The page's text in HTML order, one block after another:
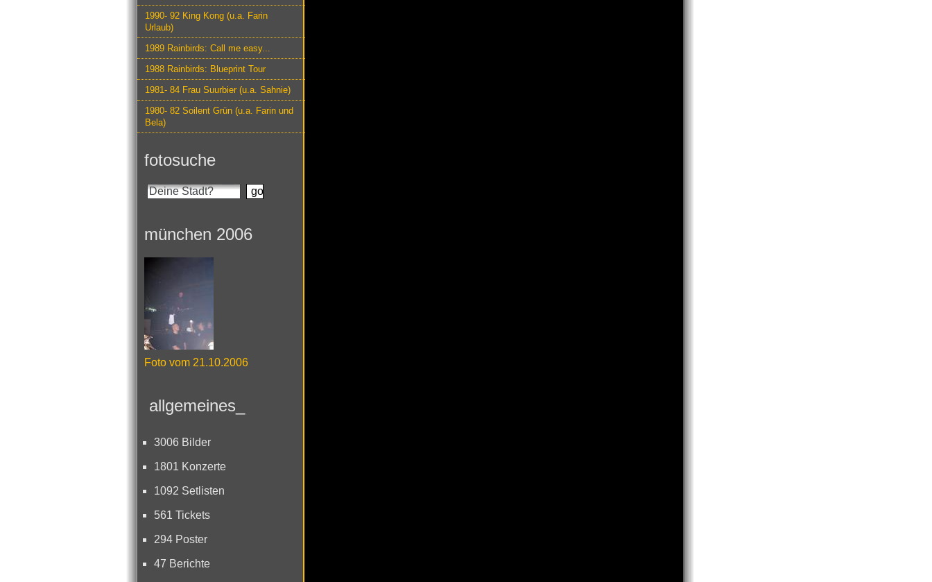
1990- 92 King Kong (u.a. Farin
Urlaub)
1989 Rainbirds: Call me easy...
1988 Rainbirds: Blueprint Tour
1981- 84 Frau Suurbier (u.a. Sahnie)
1980- 82 Soilent Grün (u.a. Farin und
Bela)
fotosuche
münchen 2006
Foto vom 21.10.2006
allgemeines_
3006 Bilder
1801 Konzerte
1092 Setlisten
561 Tickets
294 Poster
47 Berichte